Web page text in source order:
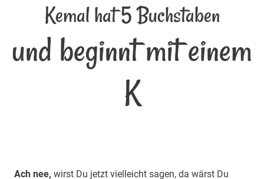
Kemal hat 5 Buchstaben
und beginnt mit einem
K
Ach nee, wirst Du jetzt vielleicht sagen, da wärst Du